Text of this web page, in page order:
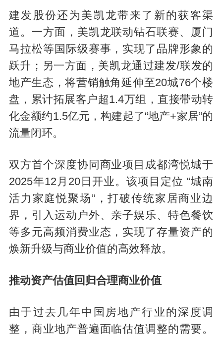
建发股份还为美凯龙带来了新的获客渠
道。一方面，美凯龙联动钻石联赛、厦门
马拉松等国际级赛事，实现了品牌形象的
跃升；另一方面，美凯龙通过建发/联发的
地产生态，将营销触角延伸至20城76个楼
盘，累计拓展客户超1.4万组，直接带动转
化金额约1.5亿元，构建起了“地产+家居”的
流量闭环。
双方首个深度协同商业项目成都湾悦城于
2025年12月20日开业。该项目定位 “城南
活力家庭悦聚场”，打破传统家居商业边
界，引入运动户外、亲子娱乐、特色餐饮
等多元高频消费业态，实现了存量资产的
焕新升级与商业价值的高效释放。
推动资产估值回归合理商业价值
由于过去几年中国房地产行业的深度调
整，商业地产普遍面临估值调整的需要。